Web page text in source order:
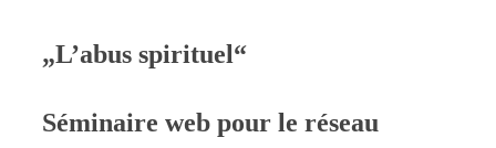
„L’abus spirituel“
Séminaire web pour le réseau